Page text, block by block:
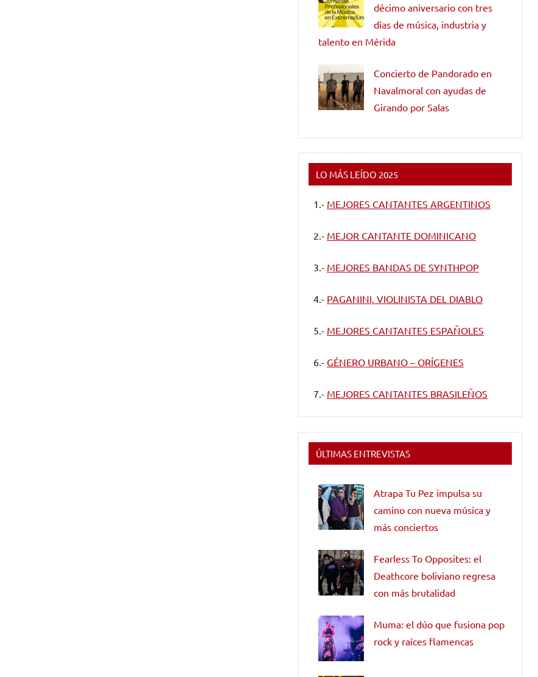
décimo aniversario con tres
días de música, industria y
talento en Mérida
Concierto de Pandorado en
Navalmoral con ayudas de
Girando por Salas
LO MÁS LEÍDO 2025
1.- MEJORES CANTANTES ARGENTINOS
2.- MEJOR CANTANTE DOMINICANO
3.- MEJORES BANDAS DE SYNTHPOP
4.- PAGANINI, VIOLINISTA DEL DIABLO
5.- MEJORES CANTANTES ESPAÑOLES
6.- GÉNERO URBANO – ORÍGENES
7.- MEJORES CANTANTES BRASILEÑOS
ÚLTIMAS ENTREVISTAS
Atrapa Tu Pez impulsa su
camino con nueva música y
más conciertos
Fearless To Opposites: el
Deathcore boliviano regresa
con más brutalidad
Muma: el dúo que fusiona pop
rock y raíces flamencas